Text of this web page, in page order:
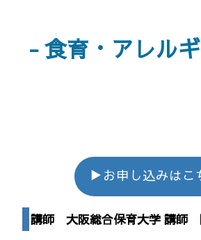
食育・アレル
▶お申し込みはこ
講師 大阪総合保育大学 講師